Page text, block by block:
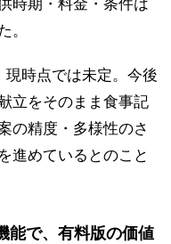
時期・料金・条件は
。
時点では未定。今後
立をそのまま食事記
の精度・多様性のさ
進めているとのこと
能で、有料版の価値